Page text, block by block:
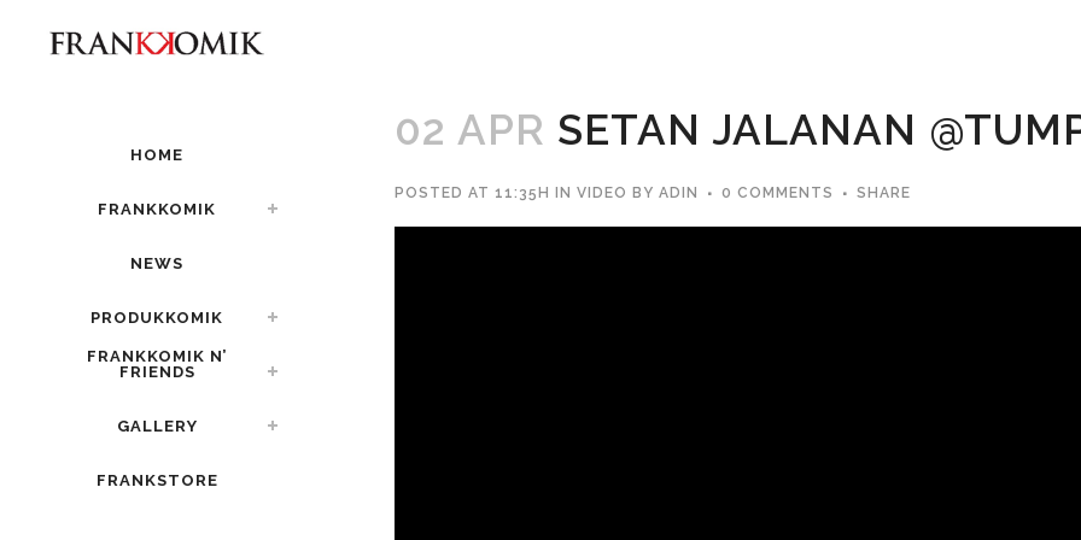
HOME
FRANKKOMIK
NEWS
PRODUKKOMIK
FRANKKOMIK N’
FRIENDS
GALLERY
FRANKSTORE
02 APR SETAN JALANAN
POSTED AT 11:35H IN VIDEO BY ADIN 0 COMMENTS SHARE